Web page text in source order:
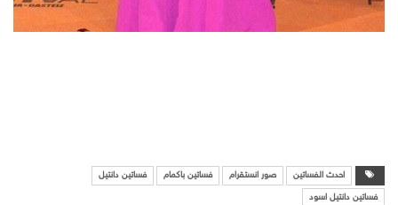
احدث الفساتين صور انستقرام فساتين باكمام فساتين دانتيل
فساتين دانتيل اسود